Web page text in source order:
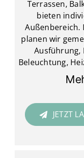
Terrassen,
bieten
Außenbereich.
planen wir
Ausführung,
Beleuchtung,
JETZT